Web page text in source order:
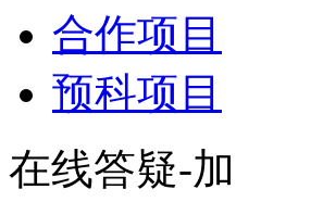
合作项目
预科项目
在线答疑-加